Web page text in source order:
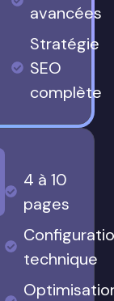
avancées
Stratégie
SEO
complète
4 à 10
pages
technique